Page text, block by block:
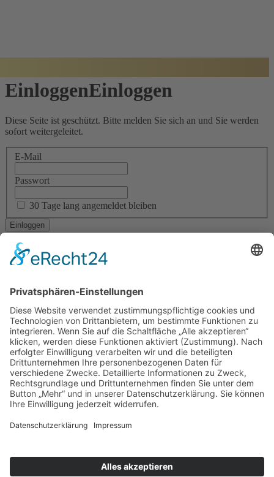
EinloggenEinloggen
Diese Seite ist geschützt. Bitte melden Sie sich an und Sie werden
sofort weitergeleitet.
E-Mail
Passwort
30 Tage lang angemeldet bleiben
Ich habe mein Passwort vergessen
Navigation
RESIDENTIAL ARCHITECTURE
CORPORATE ARCHITECTURE
PUBLIC + SOCIAL ARCHITECTURE
TICKETVERKAUF
STÄDTEBAU
INTERIOR DESIGN
BAUEN IM BESTAND
LANDSCAPE ARCHITECTURE
ÖKOLOGISCHES BAUEN
BAUEN DER ZUKUNFT!
YOUNG TALENT AWARD
Am Altenheimer Yachthafen 1, 77743 Neuried